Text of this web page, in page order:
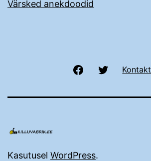
Värsked anekdoodid
FacebookTwitter
Kontakt
Kasutusel WordPress.